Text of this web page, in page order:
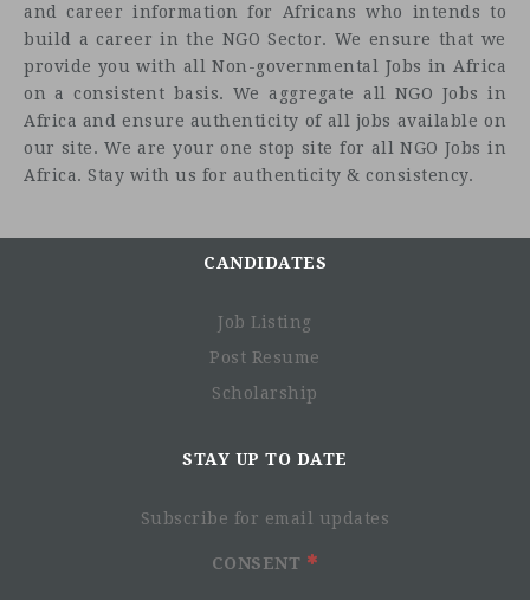
Interdire le travail des enfants sur les sites des
and career information for Africans who intends to
build a career in the NGO Sector. We ensure that we
provide you with all Non-governmental Jobs in Africa
on a consistent basis. We aggregate all NGO Jobs in
Africa and ensure authenticity of all jobs available on
our site. We are your one stop site for all NGO Jobs in
Africa. Stay with us for authenticity & consistency.
CANDIDATES
Job Listing
Post Resume
Scholarship
STAY UP TO DATE
Subscribe for email updates
CONSENT